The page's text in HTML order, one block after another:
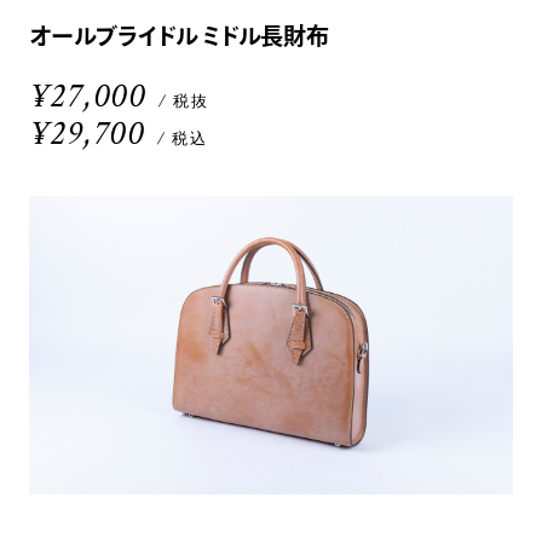
オールブライドル ミドル長財布
¥27,000 / 税抜
¥29,700 / 税込